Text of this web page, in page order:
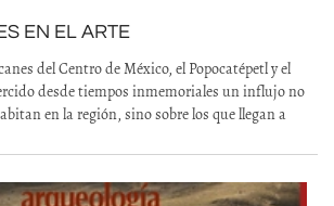
EN EL ARTE
del Centro de México, el Popocatépetl y el
desde tiempos inmemoriales un influjo no
en la región, sino sobre los que llegan a